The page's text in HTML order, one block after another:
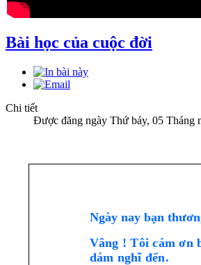
Bài học của cuộc đời
Chi tiết
Được đăng ngày Thứ bảy, 05 Tháng
Ngày nay bạn
Vâng ! Tôi cám ơn
dám nghĩ đến.